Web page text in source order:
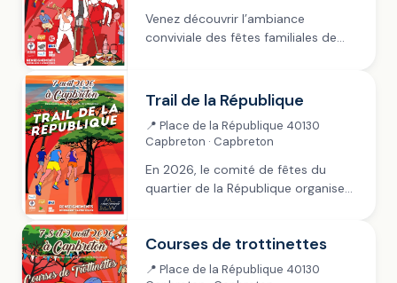
Venez découvrir l’ambiance
conviviale des fêtes familiales de
: concours de pétanque, course de
caisses à savon, Trail de 10km,...
Trail de la République
📍 Place de la République 40130
Capbreton · Capbreton
En 2026, le comité de fêtes du
quartier de la République organise
est ouvert à tout public....
Courses de trottinettes
📍 Place de la République 40130